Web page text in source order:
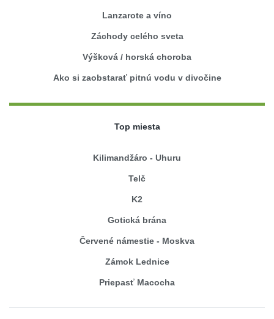
Lanzarote a víno
Záchody celého sveta
Výšková / horská choroba
Ako si zaobstarať pitnú vodu v divočine
Top miesta
Kilimandžáro - Uhuru
Telč
K2
Gotická brána
Červené námestie - Moskva
Zámok Lednice
Priepasť Macocha